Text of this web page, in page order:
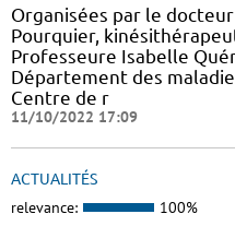
Organisées par le
Pourquier,
Professeure Isabelle
Département des
Centre de r
11/10/2022 17:09
ACTUALITÉS
relevance: 100%